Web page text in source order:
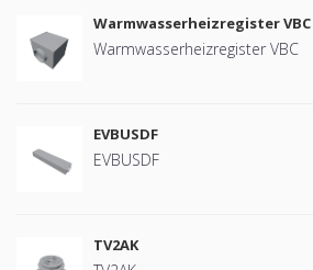
Warmwasserheizregister VBC
Warmwasserheizregister VBC
EVBUSDF
EVBUSDF
TV2AK